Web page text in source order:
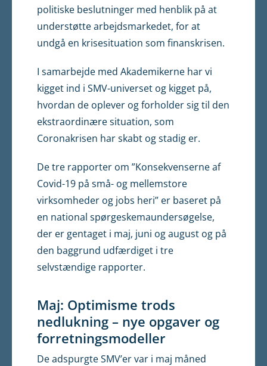
politiske beslutninger med henblik på at
understøtte arbejdsmarkedet, for at
undgå en krisesituation som finanskrisen.
I samarbejde med Akademikerne har vi
kigget ind i SMV-universet og kigget på,
hvordan de oplever og forholder sig til den
ekstraordinære situation, som
Coronakrisen har skabt og stadig er.
De tre rapporter om ”Konsekvenserne af
Covid-19 på små- og mellemstore
virksomheder og jobs heri” er baseret på
en national spørgeskemaundersøgelse,
der er gentaget i maj, juni og august og på
den baggrund udfærdiget i tre
selvstændige rapporter.
Maj: Optimisme trods
nedlukning – nye opgaver og
forretningsmodeller
De adspurgte SMV’er var i maj måned